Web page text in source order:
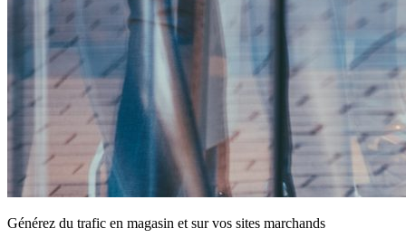
Générez du trafic en magasin et sur vos sites marchands